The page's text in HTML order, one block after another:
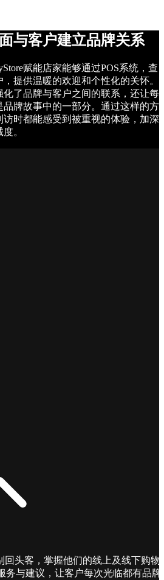
与客户建立品牌关系
赋能店家能够通过POS系统，查
提供温暖的欢迎和个性化的关怀。
了品牌与客户之间的联系，还让每
牌故事中的一部分。通过这样的方
时都能感受到被重视的体验，加深
。
回头客，掌握他们的线上及线下购物
务与建议，让客户每次光临都有品牌